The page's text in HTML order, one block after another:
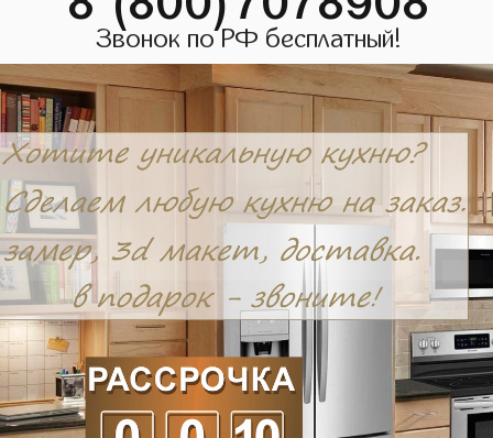
Звонок по РФ бесплатный!